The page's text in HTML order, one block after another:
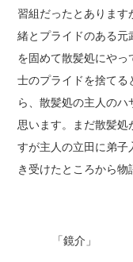
習組だったとありま
緒とプライドのある
を固めて散髪処にや
士のプライドを捨て
ら、散髪処の主人の
思います。まだ散髪
すが主人の立田に弟子
き受けたところから物
「鏡介」